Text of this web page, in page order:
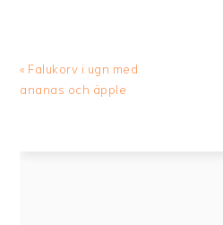
Previous
Post:
« Falukorv i ugn med
ananas och äpple